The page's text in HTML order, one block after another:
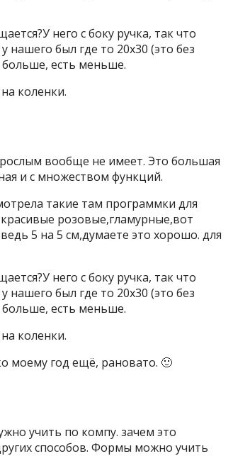
него с боку ручка, так что
нашего был где то 20х30 (это без
больше, есть меньше.
коленки.
вообще не имеет. Это большая
и с множеством функций.
такие там программки для
розовые,гламурные,вот
5 на 5 см,думаете это хорошо. для
него с боку ручка, так что
нашего был где то 20х30 (это без
больше, есть меньше.
коленки.
моему год ещё, рановато. 🙂
учить по компу. зачем это
способов. Формы можно учить